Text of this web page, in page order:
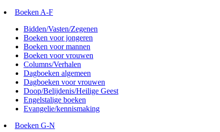
Boeken A-F
Bidden/Vasten/Zegenen
Boeken voor jongeren
Boeken voor mannen
Boeken voor vrouwen
Columns/Verhalen
Dagboeken algemeen
Dagboeken voor vrouwen
Doop/Belijdenis/Heilige Geest
Engelstalige boeken
Evangelie/kennismaking
Boeken G-N